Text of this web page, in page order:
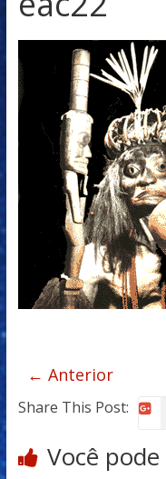
← Anterior
Share This Post:
Você